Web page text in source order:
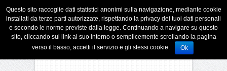
Questo sito raccoglie dati statistici anonimi sulla navigazione, mediante cookie
installati da terze parti autorizzate, rispettando la privacy dei tuoi dati personali
e secondo le norme previste dalla legge. Continuando a navigare su questo
sito, cliccando sui link al suo interno o semplicemente scrollando la pagina
verso il basso, accetti il servizio e gli stessi cookie.
Ok